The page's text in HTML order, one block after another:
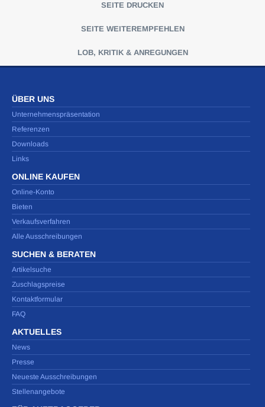
SEITE DRUCKEN
SEITE WEITEREMPFEHLEN
LOB, KRITIK & ANREGUNGEN
ÜBER UNS
Unternehmenspräsentation
Referenzen
Downloads
Links
ONLINE KAUFEN
Online-Konto
Bieten
Verkaufsverfahren
Alle Ausschreibungen
SUCHEN & BERATEN
Artikelsuche
Zuschlagspreise
Kontaktformular
FAQ
AKTUELLES
News
Presse
Neueste Ausschreibungen
Stellenangebote